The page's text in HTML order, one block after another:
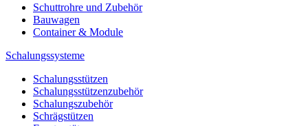
Schuttrohre und Zubehör
Bauwagen
Container & Module
Schalungssysteme
Schalungsstützen
Schalungsstützenzubehör
Schalungszubehör
Schrägstützen